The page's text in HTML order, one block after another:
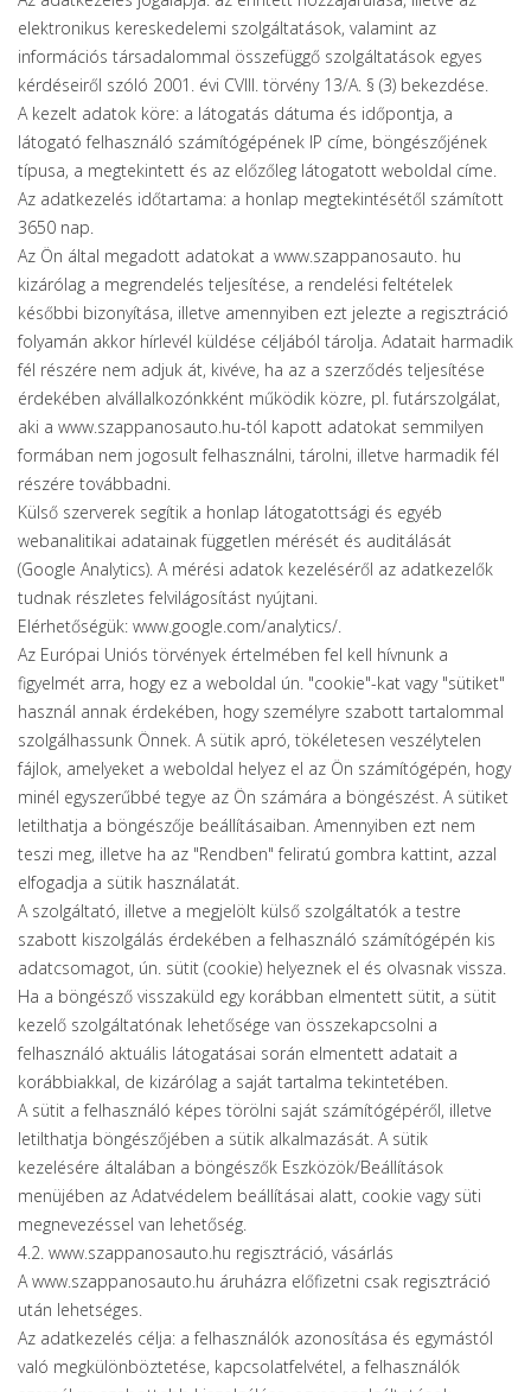
elektronikus kereskedelemi szolgáltatások, valamint az
információs társadalommal összefüggő szolgáltatások egyes
kérdéseiről szóló 2001. évi CVIII. törvény 13/A. § (3) bekezdése.
A kezelt adatok köre: a látogatás dátuma és időpontja, a
látogató felhasználó számítógépének IP címe, böngészőjének
típusa, a megtekintett és az előzőleg látogatott weboldal címe.
Az adatkezelés időtartama: a honlap megtekintésétől számított
3650 nap.
Az Ön által megadott adatokat a www.szappanosauto. hu
kizárólag a megrendelés teljesítése, a rendelési feltételek
későbbi bizonyítása, illetve amennyiben ezt jelezte a regisztráció
folyamán akkor hírlevél küldése céljából tárolja. Adatait harmadik
fél részére nem adjuk át, kivéve, ha az a szerződés teljesítése
érdekében alvállalkozónkként működik közre, pl. futárszolgálat,
aki a www.szappanosauto.hu-tól kapott adatokat semmilyen
formában nem jogosult felhasználni, tárolni, illetve harmadik fél
részére továbbadni.
Külső szerverek segítik a honlap látogatottsági és egyéb
webanalitikai adatainak független mérését és auditálását
(Google Analytics). A mérési adatok kezeléséről az adatkezelők
tudnak részletes felvilágosítást nyújtani.
Elérhetőségük: www.google.com/analytics/.
Az Európai Uniós törvények értelmében fel kell hívnunk a
figyelmét arra, hogy ez a weboldal ún. "cookie"-kat vagy "sütiket"
használ annak érdekében, hogy személyre szabott tartalommal
szolgálhassunk Önnek. A sütik apró, tökéletesen veszélytelen
fájlok, amelyeket a weboldal helyez el az Ön számítógépén, hogy
minél egyszerűbbé tegye az Ön számára a böngészést. A sütiket
letilthatja a böngészője beállításaiban. Amennyiben ezt nem
teszi meg, illetve ha az "Rendben" feliratú gombra kattint, azzal
elfogadja a sütik használatát.
A szolgáltató, illetve a megjelölt külső szolgáltatók a testre
szabott kiszolgálás érdekében a felhasználó számítógépén kis
adatcsomagot, ún. sütit (cookie) helyeznek el és olvasnak vissza.
Ha a böngésző visszaküld egy korábban elmentett sütit, a sütit
kezelő szolgáltatónak lehetősége van összekapcsolni a
felhasználó aktuális látogatásai során elmentett adatait a
korábbiakkal, de kizárólag a saját tartalma tekintetében.
A sütit a felhasználó képes törölni saját számítógépéről, illetve
letilthatja böngészőjében a sütik alkalmazását. A sütik
kezelésére általában a böngészők Eszközök/Beállítások
menüjében az Adatvédelem beállításai alatt, cookie vagy süti
megnevezéssel van lehetőség.
4.2. www.szappanosauto.hu regisztráció, vásárlás
A www.szappanosauto.hu áruházra előfizetni csak regisztráció
után lehetséges.
Az adatkezelés célja: a felhasználók azonosítása és egymástól
való megkülönböztetése, kapcsolatfelvétel, a felhasználók